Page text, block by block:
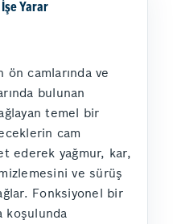
Yarar
ön camlarında ve
bulunan
temel bir
cam
ederek yağmur, kar,
ve sürüş
Fonksiyonel bir
koşulunda